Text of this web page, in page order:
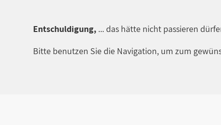
Entschuldigung, ... das hätte nicht passieren
Bitte benutzen Sie die Navigation, um zum